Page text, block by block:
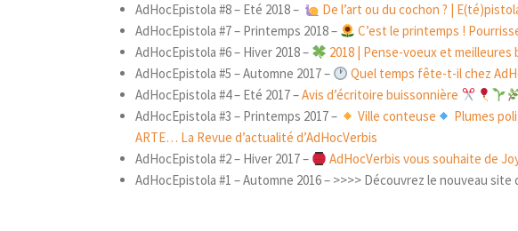
AdHocEpistola #8 – Eté 2018 –
De l’art ou du cochon ? |
AdHocEpistola #7 – Printemps 2018 –
C’est le printemps !
AdHocEpistola #6 – Hiver 2018 –
2018 | Pense-voeux et meilleures
AdHocEpistola #5 – Automne 2017 –
Quel temps fête-t-il chez
AdHocEpistola #4 – Eté 2017 –Avis d’écritoire buissonnière
AdHocEpistola #3 – Printemps 2017 –
Ville conteuse Plumes
ARTE… La Revue d’actualité d’AdHocVerbis
AdHocEpistola #2 – Hiver 2017 –
AdHocVerbis vous souhaite de
AdHocEpistola #1 – Automne 2016 – >>>> Découvrez le nouveau